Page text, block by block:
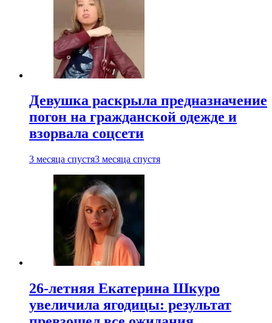
Девушка раскрыла предназначение
погон на гражданской одежде и
взорвала соцсети
3 месяца спустя3 месяца спустя
26-летняя Екатерина Шкуро
увеличила ягодицы: результат